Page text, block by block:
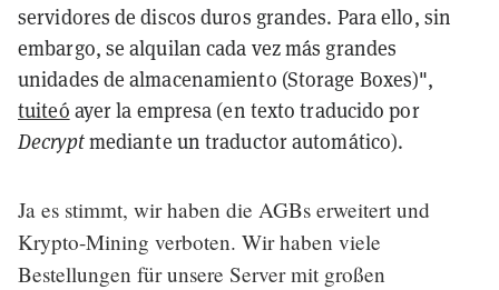
servidores de discos duros grandes. Para ello, sin
embargo, se alquilan cada vez más grandes
unidades de almacenamiento (Storage Boxes)",
tuiteó ayer la empresa (en texto traducido por
Decryptmediante un traductor automático).
Ja es stimmt, wir haben die AGBs erweitert und
Krypto-Mining verboten. Wir haben viele
Bestellungen für unsere Server mit großen